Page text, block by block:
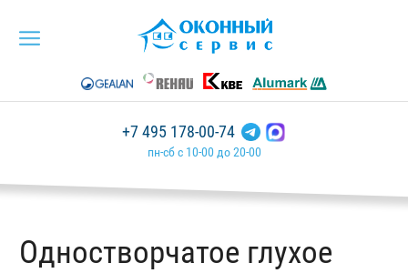
+7 495 178-00-74
пн-сб с 10-00 до 20-00
Одностворчатое глухое